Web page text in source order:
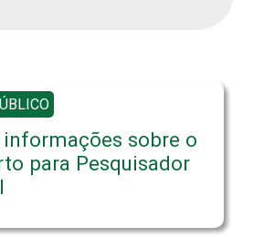
informações sobre o
para Pesquisador